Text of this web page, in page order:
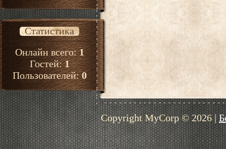
Статистика
Онлайн всего:1
Гостей:1
Пользователей:0
Copyright MyCorp © 2026|